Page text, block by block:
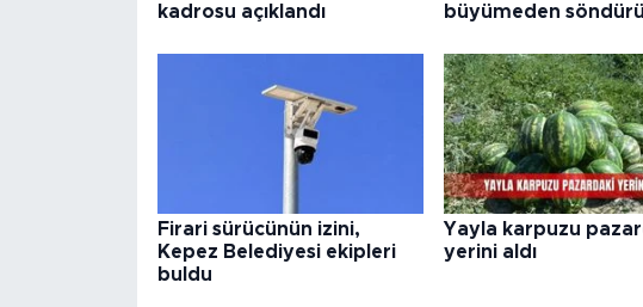
kadrosu açıklandı
büyümeden
Firari sürücünün izini,
Kepez Belediyesi ekipleri
buldu
Yayla karpuzu
yerini aldı